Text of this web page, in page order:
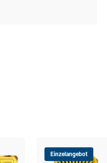
Einzelangebot